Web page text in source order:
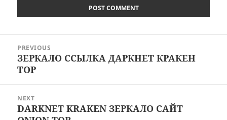
navigation
PREVIOUS
Previous
post:
ЗЕРКАЛО ССЫЛКА ДАРКНЕТ КРАКЕН
ТОР
NEXT
Next
DARKNET KRAKEN ЗЕРКАЛО САЙТ